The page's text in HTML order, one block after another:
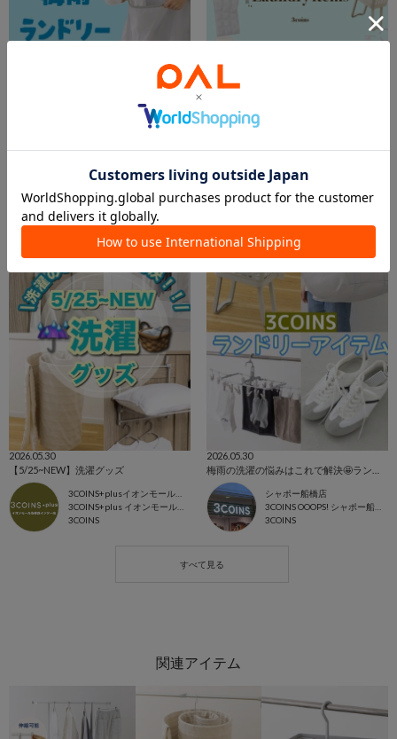
新さっぽろサンピアザ店
3COINS
2026.05.30
エキア志木店
3COINS
2026.05.30
【5/25~NEW】洗濯グッズ
3COINS+plusイオンモール各務原インター店
3COINS+plus イオンモール各務原
3COINS
2026.05.30
シャポー船橋店
3COINS